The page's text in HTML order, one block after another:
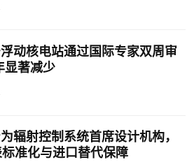
动核电站通过国际专家双周审
显著减少
辐射控制系统首席设计机构，
准化与进口替代保障